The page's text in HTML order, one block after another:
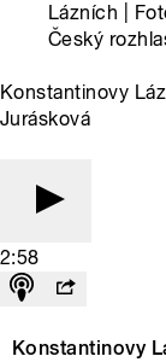
Lázních |
Český
Konstantinovy
Jurásková
2:58
Konstantinovy